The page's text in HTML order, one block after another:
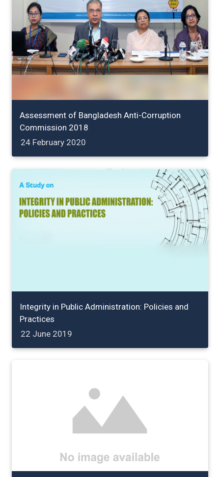
Assessment of Bangladesh Anti-Corruption
Commission 2018
24 February 2020
Integrity in Public Administration: Policies and
Practices
22 June 2019